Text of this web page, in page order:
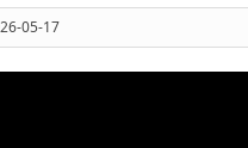
05-17